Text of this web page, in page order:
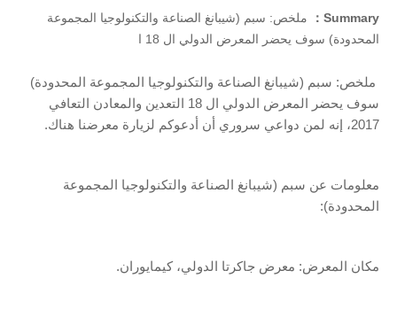
Summary：
ملخص: سبم (شيبانغ الصناعة والتكنولوجيا المجموعة
المحدودة) سوف يحضر المعرض الدولي ال 18 ا
ملخص: سبم (شيبانغ الصناعة والتكنولوجيا المجموعة المحدودة)
سوف يحضر المعرض الدولي ال 18 التعدين والمعادن التعافي
2017، إنه لمن دواعي سروري أن أدعوكم لزيارة معرضنا هناك.
معلومات عن سبم (شيبانغ الصناعة والتكنولوجيا المجموعة
المحدودة):
مكان المعرض: معرض جاكرتا الدولي، كيمايوران.